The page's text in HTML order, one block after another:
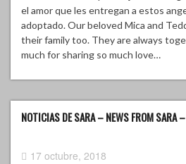
el amor que les entregan a estos
adoptado. Our beloved Mica and
their family too. They are always
much for sharing so much love…
NOTICIAS DE SARA – NEWS FROM
17 octubre, 2018